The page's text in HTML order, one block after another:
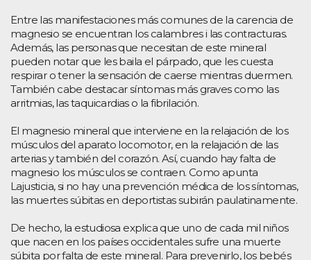
Entre las manifestaciones más comunes de la carencia de
magnesio se encuentran los calambres i las contracturas.
Además, las personas que necesitan de este mineral
pueden notar que les baila el párpado, que les cuesta
respirar o tener la sensación de caerse mientras duermen.
También cabe destacar síntomas más graves como las
arritmias, las taquicardias o la fibrilación.
El magnesio mineral que interviene en la relajación de los
músculos del aparato locomotor, en la relajación de las
arterias y también del corazón. Así, cuando hay falta de
magnesio los músculos se contraen. Como apunta
Lajusticia, si no hay una prevención médica de los síntomas,
las muertes súbitas en deportistas subirán paulatinamente.
De hecho, la estudiosa explica que uno de cada mil niños
que nacen en los países occidentales sufre una muerte
súbita por falta de este mineral. Para prevenirlo, los bebés